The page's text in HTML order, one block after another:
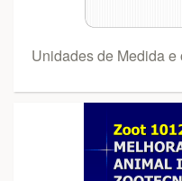
Unidades de Medida